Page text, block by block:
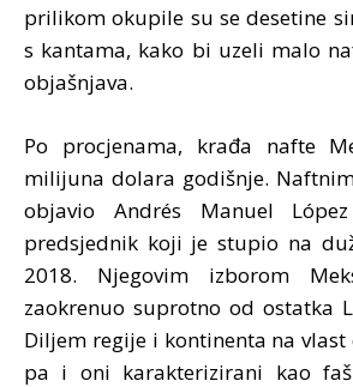
prilikom okupile su se desetine
s kantama, kako bi uzeli malo
objašnjava.
Po procjenama, krađa nafte
milijuna dolara godišnje.
objavio Andrés Manuel
predsjednik koji je stupio na
2018. Njegovim izborom
zaokrenuo suprotno od ostatka
Diljem regije i kontinenta na vlast
pa i oni karakterizirani kao